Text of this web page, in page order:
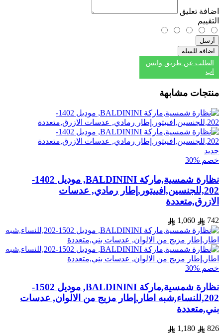
اضافة تعليق
التقييم
أرسل
اضافة للسلة
الطلب عن طريق واتس
اب
منتجات مشابهة
جديد
خصم %30
نظارة شمسية,ماركة BALDININI, موديل 1402-
202,للجنسين,افييتور,إطار رمادي, عدسات
الازرق,متعددة
742
1,060
خصم %30
نظارة شمسية,ماركة BALDININI, موديل 1502-
202,للنساء,شبه اطار,إطار مزيج من الالوان, عدسات
بني,متعددة
826
1,180